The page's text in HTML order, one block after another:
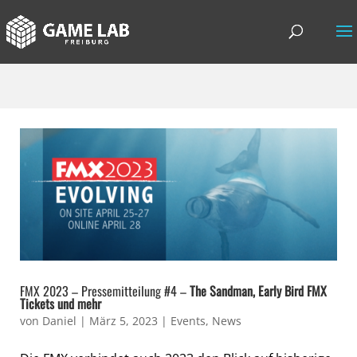
FMX 2023 – Pressemitteilung #4 –The Sandman, Early Bird FMX
Tickets und mehr
von Daniel | März 5, 2023 | Events, News